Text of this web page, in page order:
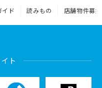
イド 読みもの 店舗物件募集
ト